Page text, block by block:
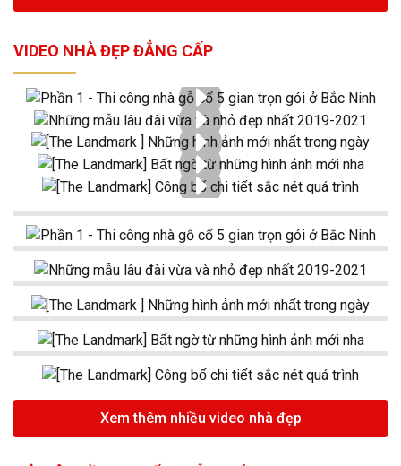
VIDEO NHÀ ĐẸP ĐẲNG CẤP
Xem thêm nhiều video nhà đẹp